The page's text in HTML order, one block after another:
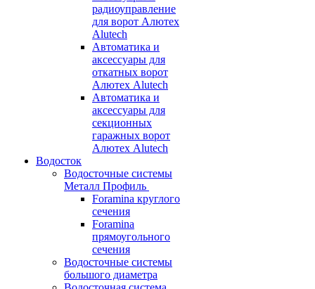
радиоуправление
для ворот Алютех
Alutech
Автоматика и
аксессуары для
откатных ворот
Алютех Alutech
Автоматика и
аксессуары для
секционных
гаражных ворот
Алютех Alutech
Водосток
Водосточные системы
Металл Профиль
Foramina круглого
сечения
Foramina
прямоугольного
сечения
Водосточные системы
большого диаметра